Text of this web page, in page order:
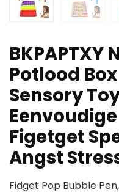
BKPAPTXY
Potlood
Sensory
Figetget
Angst
Fidget Pop Bubble